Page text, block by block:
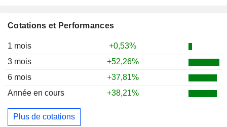
Cotations et Performances
1 mois
+0,53%
3 mois
+52,26%
6 mois
+37,81%
Année en cours
+38,21%
Plus de cotations